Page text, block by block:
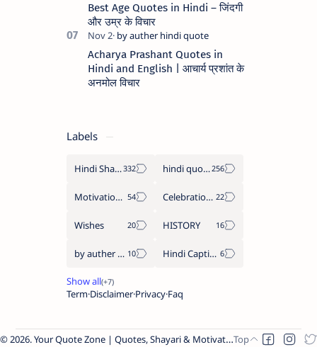
Best Age Quotes in Hindi – जिंदगी
और उम्र के विचार
Acharya Prashant Quotes in
Hindi and English | आचार्य प्रशांत के
अनमोल विचार
Labels
Hindi Shayari hindi quotes
Motivation Quotes Celebration day
Wishes HISTORY
by auther hindi quote Hindi Caption
Term Disclaimer Privacy Faq
2026.Your Quote Zone | Quotes, Shayari & Motivation .